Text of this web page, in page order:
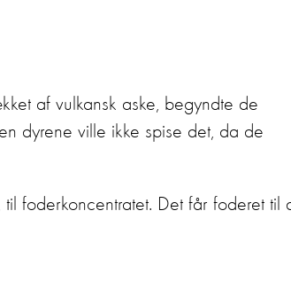
af vulkansk aske, begyndte de
dyrene ville ikke spise det, da de
foderkoncentratet. Det får foderet til